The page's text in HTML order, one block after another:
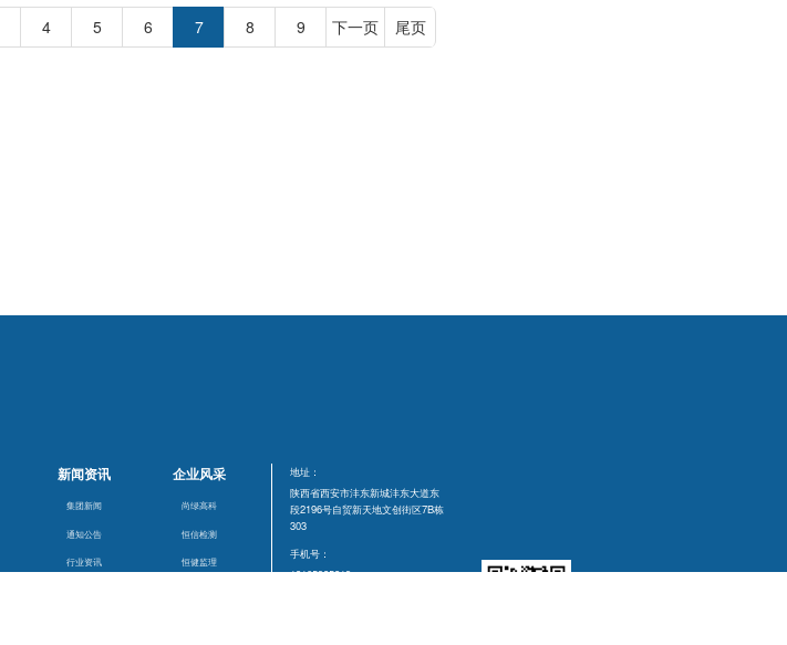
4 5 6 7 8 9 下一页 尾页
新闻资讯
集团新闻
通知公告
行业资讯
企业风采
尚绿高科
恒信检测
恒健监理
地址：
陕西省西安市沣东新城沣东大道东
段2196号自贸新天地文创街区7B栋
303
手机号：
18165325213